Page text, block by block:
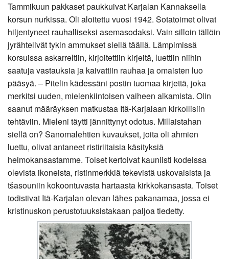
Tammikuun pakkaset paukkuivat Karjalan Kannaksella
korsun nurkissa. Oli aloitettu vuosi 1942. Sotatoimet olivat
hiljentyneet rauhalliseksi asemasodaksi. Vain silloin tällöin
jyrähtelivät tykin ammukset siellä täällä. Lämpimissä
korsuissa askarreltiin, kirjoitettiin kirjeitä, luettiin niihin
saatuja vastauksia ja kaivattiin rauhaa ja omaisten luo
pääsyä. – Pitelin kädessäni postin tuomaa kirjettä, joka
merkitsi uuden, mielenkiintoisen vaiheen alkamista. Olin
saanut määräyksen matkustaa Itä-Karjalaan kirkollisiin
tehtäviin. Mieleni täytti jännittynyt odotus. Millaistahan
siellä on? Sanomalehtien kuvaukset, joita oli ahmien
luettu, olivat antaneet ristiriitaisia käsityksiä
heimokansastamme. Toiset kertoivat kauniisti kodeissa
olevista ikoneista, ristinmerkkiä tekevistä uskovaisista ja
tšasouniin kokoontuvasta hartaasta kirkkokansasta. Toiset
todistivat Itä-Karjalan olevan lähes pakanamaa, jossa ei
kristinuskon perustotuuksistakaan paljoa tiedetty.